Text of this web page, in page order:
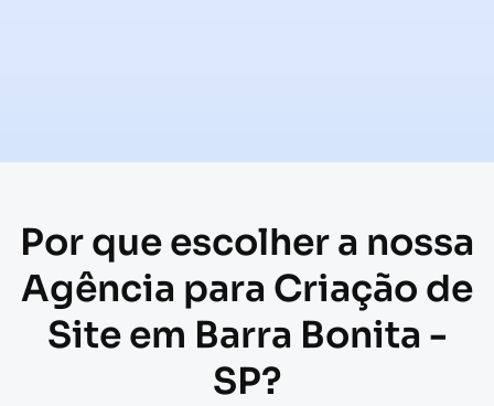
Por que escolher a nossa
Agência para Criação de
Site em Barra Bonita -
SP?